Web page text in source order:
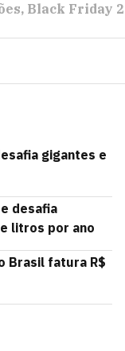
Black Friday
gigantes e
desafia
litros por ano
Brasil fatura R$